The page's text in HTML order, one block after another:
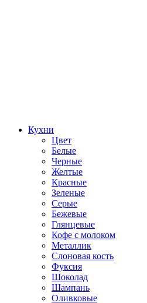
Кухни
Цвет
Белые
Черные
Желтые
Красные
Зеленые
Серые
Бежевые
Глянцевые
Кофе с молоком
Металлик
Слоновая кость
Фуксия
Шоколад
Шампань
Оливковые